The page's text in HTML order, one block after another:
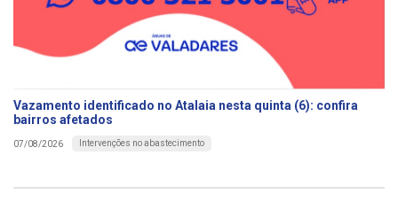
Vazamento identificado no Atalaia nesta quinta (6): confira
bairros afetados
07/08/2026 Intervenções no abastecimento